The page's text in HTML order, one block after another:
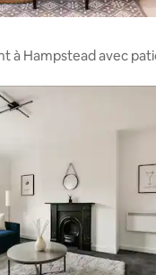
à Hampstead avec